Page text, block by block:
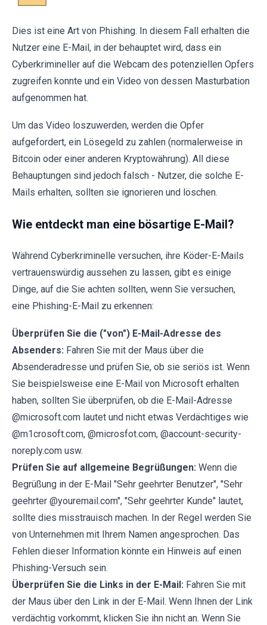
Dies ist eine Art von Phishing. In diesem Fall erhalten die
Nutzer eine E-Mail, in der behauptet wird, dass ein
Cyberkrimineller auf die Webcam des potenziellen Opfers
zugreifen konnte und ein Video von dessen Masturbation
aufgenommen hat.
Um das Video loszuwerden, werden die Opfer
aufgefordert, ein Lösegeld zu zahlen (normalerweise in
Bitcoin oder einer anderen Kryptowährung). All diese
Behauptungen sind jedoch falsch - Nutzer, die solche E-
Mails erhalten, sollten sie ignorieren und löschen.
Wie entdeckt man eine bösartige E-Mail?
Während Cyberkriminelle versuchen, ihre Köder-E-Mails
vertrauenswürdig aussehen zu lassen, gibt es einige
Dinge, auf die Sie achten sollten, wenn Sie versuchen,
eine Phishing-E-Mail zu erkennen:
Überprüfen Sie die ("von") E-Mail-Adresse des
Absenders: Fahren Sie mit der Maus über die
Absenderadresse und prüfen Sie, ob sie seriös ist. Wenn
Sie beispielsweise eine E-Mail von Microsoft erhalten
haben, sollten Sie überprüfen, ob die E-Mail-Adresse
@microsoft.com lautet und nicht etwas Verdächtiges wie
@m1crosoft.com, @microsfot.com, @account-security-
noreply.com usw.
Prüfen Sie auf allgemeine Begrüßungen: Wenn die
Begrüßung in der E-Mail "Sehr geehrter Benutzer", "Sehr
geehrter @youremail.com", "Sehr geehrter Kunde" lautet,
sollte dies misstrauisch machen. In der Regel werden Sie
von Unternehmen mit Ihrem Namen angesprochen. Das
Fehlen dieser Information könnte ein Hinweis auf einen
Phishing-Versuch sein.
Überprüfen Sie die Links in der E-Mail: Fahren Sie mit
der Maus über den Link in der E-Mail. Wenn Ihnen der Link
verdächtig vorkommt, klicken Sie ihn nicht an. Wenn Sie